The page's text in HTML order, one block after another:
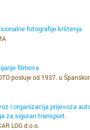
fotografije krštenja
filmova
posluje od 1937. u
i organizacija prijevoza
za siguran transport.
LOG d.o.o.